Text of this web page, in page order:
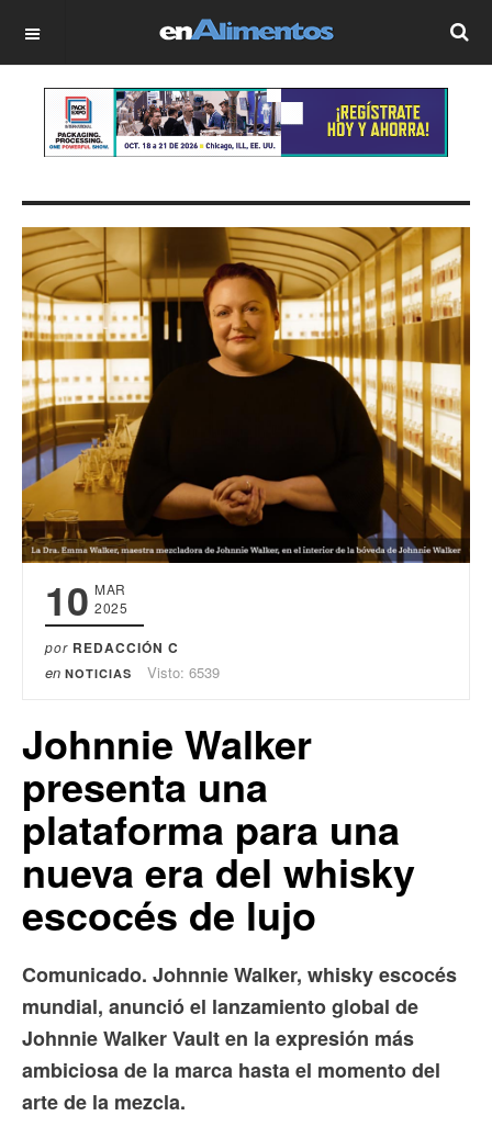
OFF CANVAS
10 MAR
2025
por REDACCIÓN C
en NOTICIAS Visto: 6539
Johnnie Walker
presenta una
plataforma para una
nueva era del whisky
escocés de lujo
Comunicado. Johnnie Walker, whisky escocés
mundial, anunció el lanzamiento global de
Johnnie Walker Vault en la expresión más
ambiciosa de la marca hasta el momento del
arte de la mezcla.